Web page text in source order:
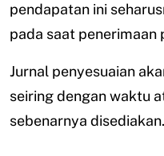
pendapatan ini
pada saat penerimaan
Jurnal penyesuaian
seiring dengan waktu
sebenarnya disediakan.